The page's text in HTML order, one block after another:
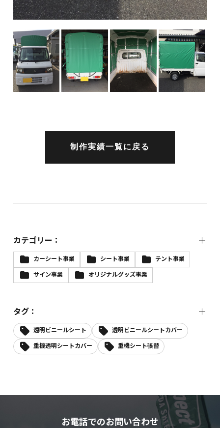
制作実績一覧に戻る
カテゴリー：
カーシート事業 シート事業
テント事業
サイン事業
オリジナルグッズ事業
タグ：
透明ビニールシート
透明ビニールシートカバー
重機透明シートカバー
重機シート張替
お電話でのお問い合わせ